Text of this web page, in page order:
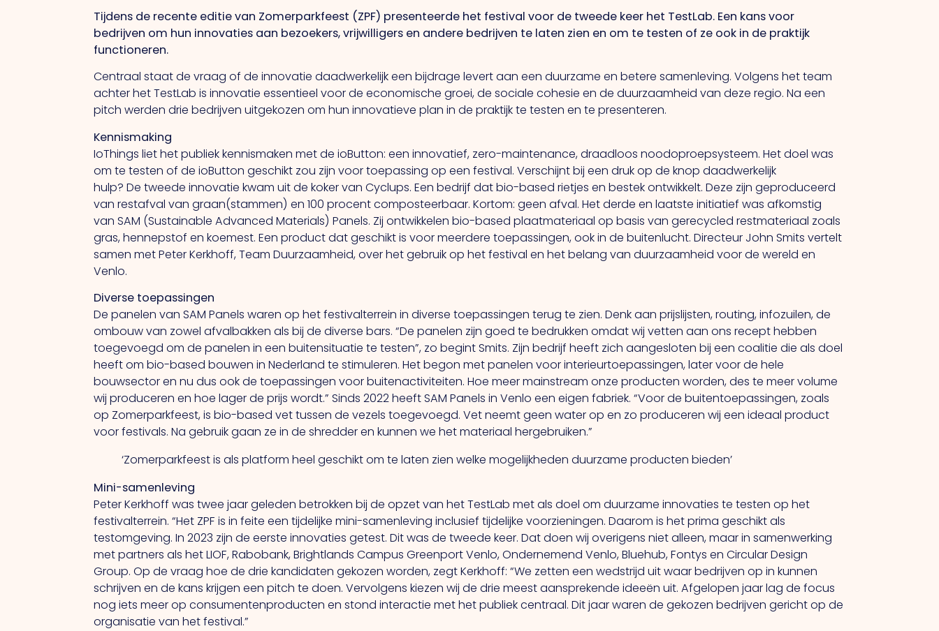
Tijdens de recente editie van Zomerparkfeest (ZPF) presenteerde het festival voor de tweede keer het TestLab. Een kans voor
bedrijven om hun innovaties aan bezoekers, vrijwilligers en andere bedrijven te laten zien en om te testen of ze ook in de praktijk
functioneren.
Centraal staat de vraag of de innovatie daadwerkelijk een bijdrage levert aan een duurzame en betere samenleving. Volgens het team
achter het TestLab is innovatie essentieel voor de economische groei, de sociale cohesie en de duurzaamheid van deze regio. Na een
pitch werden drie bedrijven uitgekozen om hun innovatieve plan in de praktijk te testen en te presenteren.
Kennismaking
IoThings liet het publiek kennismaken met de ioButton: een innovatief, zero-maintenance, draadloos noodoproepsysteem. Het doel was
om te testen of de ioButton geschikt zou zijn voor toepassing op een festival. Verschijnt bij een druk op de knop daadwerkelijk
hulp? De tweede innovatie kwam uit de koker van Cyclups. Een bedrijf dat bio-based rietjes en bestek ontwikkelt. Deze zijn geproduceerd
van restafval van graan(stammen) en 100 procent composteerbaar. Kortom: geen afval. Het derde en laatste initiatief was afkomstig
van SAM (Sustainable Advanced Materials) Panels. Zij ontwikkelen bio-based plaatmateriaal op basis van gerecycled restmateriaal zoals
gras, hennepstof en koemest. Een product dat geschikt is voor meerdere toepassingen, ook in de buitenlucht. Directeur John Smits vertelt
samen met Peter Kerkhoff, Team Duurzaamheid, over het gebruik op het festival en het belang van duurzaamheid voor de wereld en
Venlo.
Diverse toepassingen
De panelen van SAM Panels waren op het festivalterrein in diverse toepassingen terug te zien. Denk aan prijslijsten, routing, infozuilen, de
ombouw van zowel afvalbakken als bij de diverse bars. “De panelen zijn goed te bedrukken omdat wij vetten aan ons recept hebben
toegevoegd om de panelen in een buitensituatie te testen”, zo begint Smits. Zijn bedrijf heeft zich aangesloten bij een coalitie die als doel
heeft om bio-based bouwen in Nederland te stimuleren. Het begon met panelen voor interieurtoepassingen, later voor de hele
bouwsector en nu dus ook de toepassingen voor buitenactiviteiten. Hoe meer mainstream onze producten worden, des te meer volume
wij produceren en hoe lager de prijs wordt.” Sinds 2022 heeft SAM Panels in Venlo een eigen fabriek. “Voor de buitentoepassingen, zoals
op Zomerparkfeest, is bio-based vet tussen de vezels toegevoegd. Vet neemt geen water op en zo produceren wij een ideaal product
voor festivals. Na gebruik gaan ze in de shredder en kunnen we het materiaal hergebruiken.”
‘Zomerparkfeest is als platform heel geschikt om te laten zien welke mogelijkheden duurzame producten bieden’
Mini-samenleving
Peter Kerkhoff was twee jaar geleden betrokken bij de opzet van het TestLab met als doel om duurzame innovaties te testen op het
festivalterrein. “Het ZPF is in feite een tijdelijke mini-samenleving inclusief tijdelijke voorzieningen. Daarom is het prima geschikt als
testomgeving. In 2023 zijn de eerste innovaties getest. Dit was de tweede keer. Dat doen wij overigens niet alleen, maar in samenwerking
met partners als het LIOF, Rabobank, Brightlands Campus Greenport Venlo, Ondernemend Venlo, Bluehub, Fontys en Circular Design
Group. Op de vraag hoe de drie kandidaten gekozen worden, zegt Kerkhoff: “We zetten een wedstrijd uit waar bedrijven op in kunnen
schrijven en de kans krijgen een pitch te doen. Vervolgens kiezen wij de drie meest aansprekende ideeën uit. Afgelopen jaar lag de focus
nog iets meer op consumentenproducten en stond interactie met het publiek centraal. Dit jaar waren de gekozen bedrijven gericht op de
organisatie van het festival.”